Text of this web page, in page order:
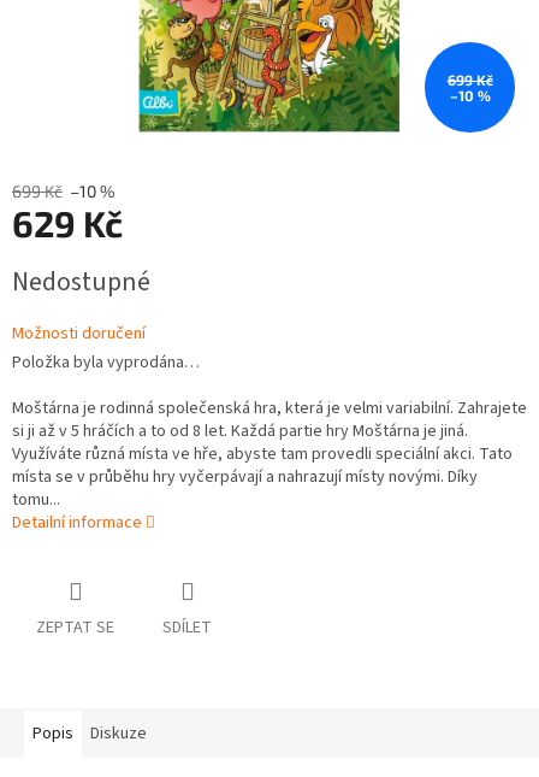
699 Kč
–10 %
699 Kč –10 %
629 Kč
cena:
Nedostupné
Možnosti doručení
Položka byla vyprodána…
Moštárna je rodinná společenská hra, která je velmi variabilní. Zahrajete
si ji až v 5 hráčích a to od 8 let. Každá partie hry Moštárna je jiná.
Využíváte různá místa ve hře, abyste tam provedli speciální akci. Tato
místa se v průběhu hry vyčerpávají a nahrazují místy novými. Díky
tomu...
Detailní informace
ZEPTAT SE SDÍLET
Popis Diskuze